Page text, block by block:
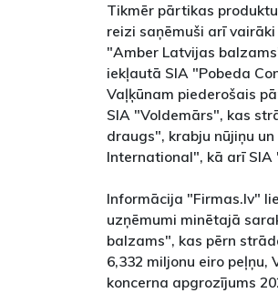
Tikmēr pārtikas
reizi saņēmuši arī
"Amber Latvijas
iekļautā SIA "Pobeda
Vaļķūnam piederošais
SIA "Voldemārs", kas
draugs", krabju nūjiņu
International", kā arī
Informācija "Firmas.lv"
uzņēmumi minētajā
balzams", kas pērn
6,332 miljonu eiro peļņu,
koncerna apgrozījums